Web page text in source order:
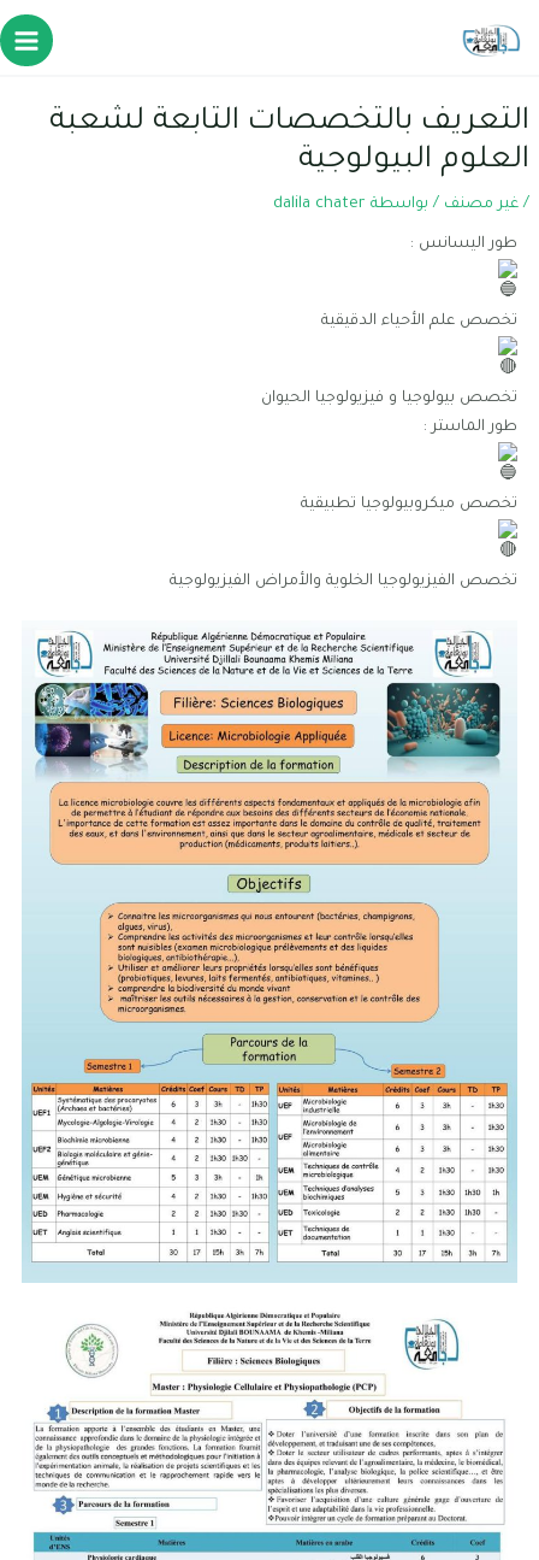
التعريف بالتخصصات التابعة لشعبة
العلوم البيولوجية
/ غير مصنف / بواسطة dalila chater
طور اليسانس :
تخصص علم الأحياء الدقيقية
تخصص بيولوجيا و فيزيولوجيا الحيوان
طور الماستر :
تخصص ميكروبيولوجيا تطبيقية
تخصص الفيزيولوجيا الخلوية والأمراض الفيزيولوجية